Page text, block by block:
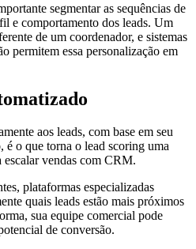
segmentar as sequências de
e comportamento dos leads. Um
de um coordenador, e sistemas
permitem essa personalização em
aos leads, com base em seu
é o que torna o lead scoring uma
vendas com CRM.
plataformas especializadas
quais leads estão mais próximos
sua equipe comercial pode
de conversão.